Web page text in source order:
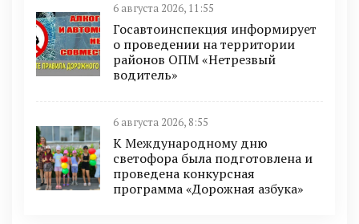
6 августа 2026, 11:55
Госавтоинспекция информирует
о проведении на территории
районов ОПМ «Нетрезвый
водитель»
6 августа 2026, 8:55
К Международному дню
светофора была подготовлена и
проведена конкурсная
программа «Дорожная азбука»